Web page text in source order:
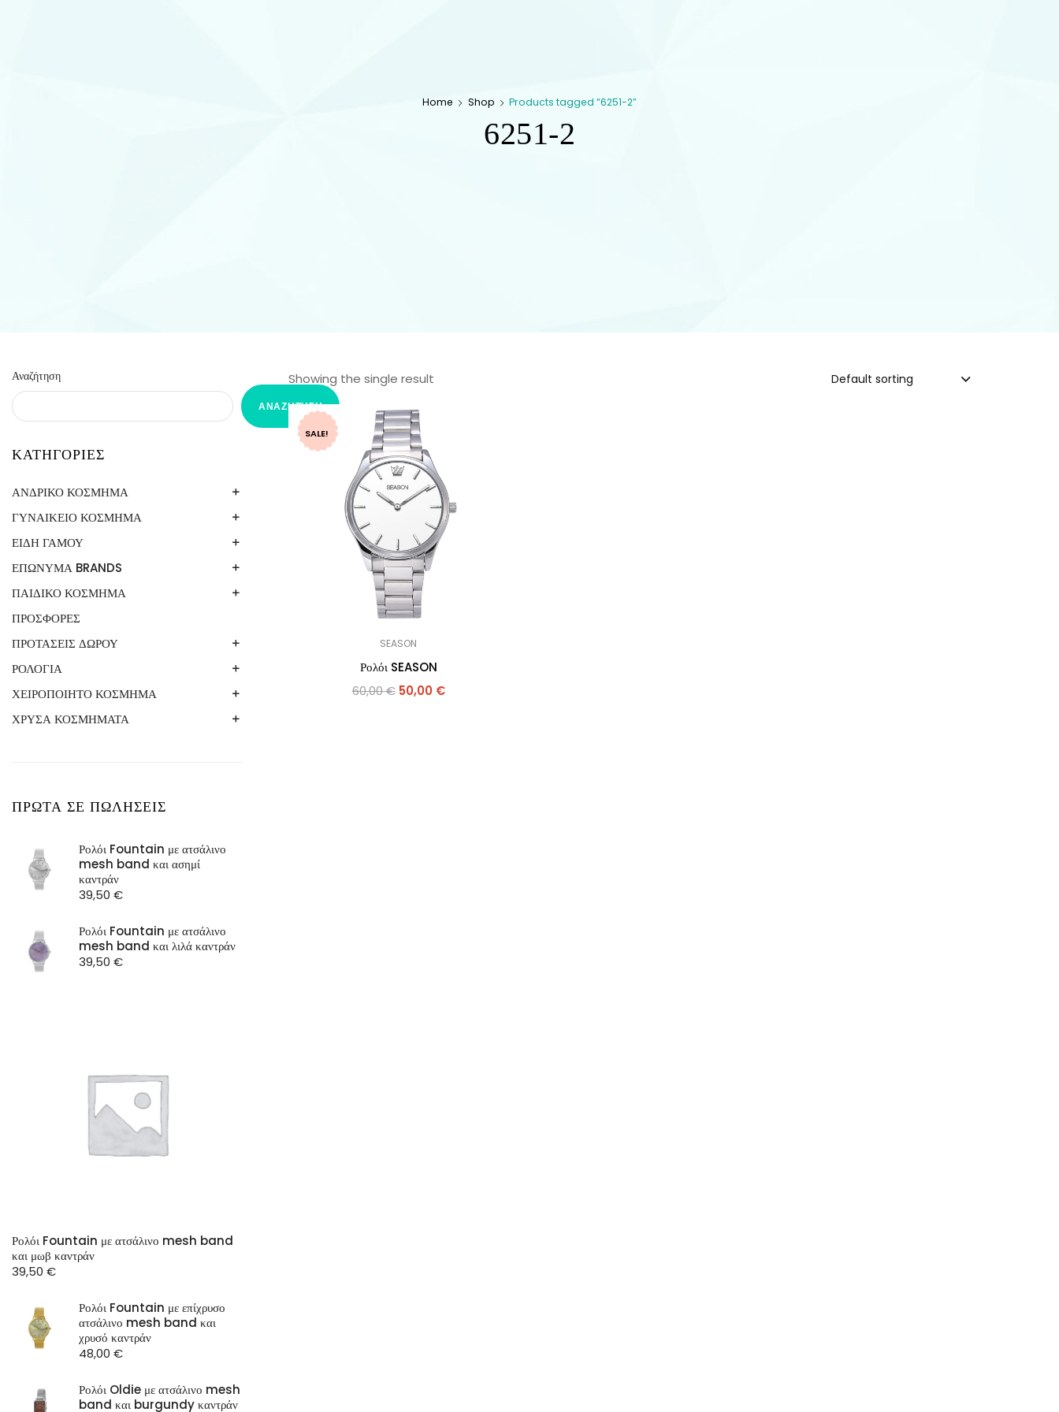
Home Shop Products tagged “6251-2”
6251-2
Showing the single result Default sorting
SALE!
SEASON
Ρολόι SEASON
60,00€ 50,00 €
Αναζήτηση
ΑΝΑΖΉΤΗΣΗ
ΚΑΤΗΓΟΡΙΕΣ
ΑΝΔΡΙΚΟ ΚΟΣΜΗΜΑ
ΒΡΑΧΙΟΛΙ
ΚΟΛΙΕ
ΓΥΝΑΙΚΕΙΟ ΚΟΣΜΗΜΑ
ΑΣΗΜΙ 925
ΒΡΑΧΙΟΛΙΑ
ΔΑΧΤΥΛΙΔΙΑ
ΚΟΛΙΕ
ΣΚΟΥΛΑΡΙΚΙΑ
ΕΙΔΗ ΓΑΜΟΥ
ΕΙΚΟΝΕΣ
ΣΤΕΦΑΝΟΘΗΚΕΣ
ΕΠΩΝΥΜΑ BRANDS
LOISIR
ΒΡΑΧΙΟΛΙΑ
ΔΑΧΤΥΛΙΔΙΑ
ΚΟΛΙΕ
ΡΟΛΟΓΙΑ
ΣΚΟΥΛΑΡΙΚΙΑ
LUCA BARRA
ΑΝΔΡΙΚΟ ΚΟΣΜΗΜΑ LUCA BARRA3
ΒΡΑΧΙΟΛΙΑ
ΚΟΛΙΕ
ΡΟΛΟΓΙΑ
ΓΥΝΑΙΚΕΙΟ ΚΟΣΜΗΜΑ LUCA BARRA
ΒΡΑΧΙΟΛΙΑ
ΚΟΛΙΕ
OXETTE
ΒΡΑΧΙΟΛΙΑ
ΔΑΧΤΥΛΙΔΙΑ
ΚΟΛΙΕ
ΠΑΙΔΙΚΟ ΚΟΣΜΗΜΑ
ΒΡΑΧΙΟΛΙΑ
ΠΑΡΑΜΑΝΕΣ
ΠΡΟΣΦΟΡΕΣ
ΠΡΟΤΑΣΕΙΣ ΔΩΡΟΥ
ΓΟΥΡΙΑ
ΕΙΚΟΝΕΣ
ΚΟΡΝΙΖΕΣ
ΡΟΛΟΓΙΑ
UNISEX
ΑΝΔΡΙΚΑ ΡΟΛΟΓΙΑ
OXETTE
ST Watch
ΧΕΙΡΟΠΟΙΗΤΟ ΚΟΣΜΗΜΑ
ΔΑΧΤΥΛΙΔΙΑ
ΧΡΥΣΑ ΚΟΣΜΗΜΑΤΑ
ΠΡΩΤΑ ΣΕ ΠΩΛΗΣΕΙΣ
Ρολόι Fountain με ατσάλινο
mesh band και ασημί
καντράν
39,50 €
Ρολόι Fountain με ατσάλινο
mesh band και λιλά καντράν
39,50 €
Ρολόι Fountain με ατσάλινο mesh band
και μωβ καντράν
39,50 €
Ρολόι Fountain με επίχρυσο
ατσάλινο mesh band και
χρυσό καντράν
48,00 €
Ρολόι Oldie με ατσάλινο mesh
band και burgundy καντράν